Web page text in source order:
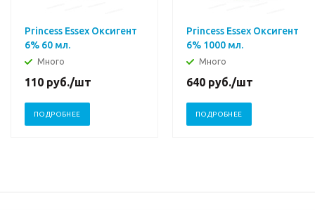
Princess Essex Оксигент
6% 60 мл.
Много
110 руб./шт
ПОДРОБНЕЕ
Princess Essex Оксигент
6% 1000 мл.
Много
640 руб./шт
ПОДРОБНЕЕ